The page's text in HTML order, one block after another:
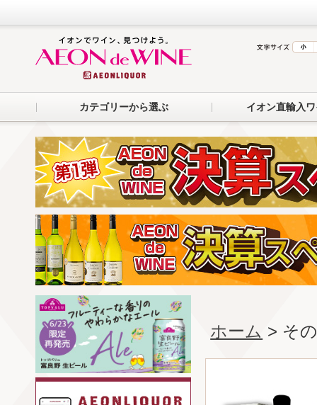
カテゴリーから選ぶ イオン直輸入
ホーム > そ